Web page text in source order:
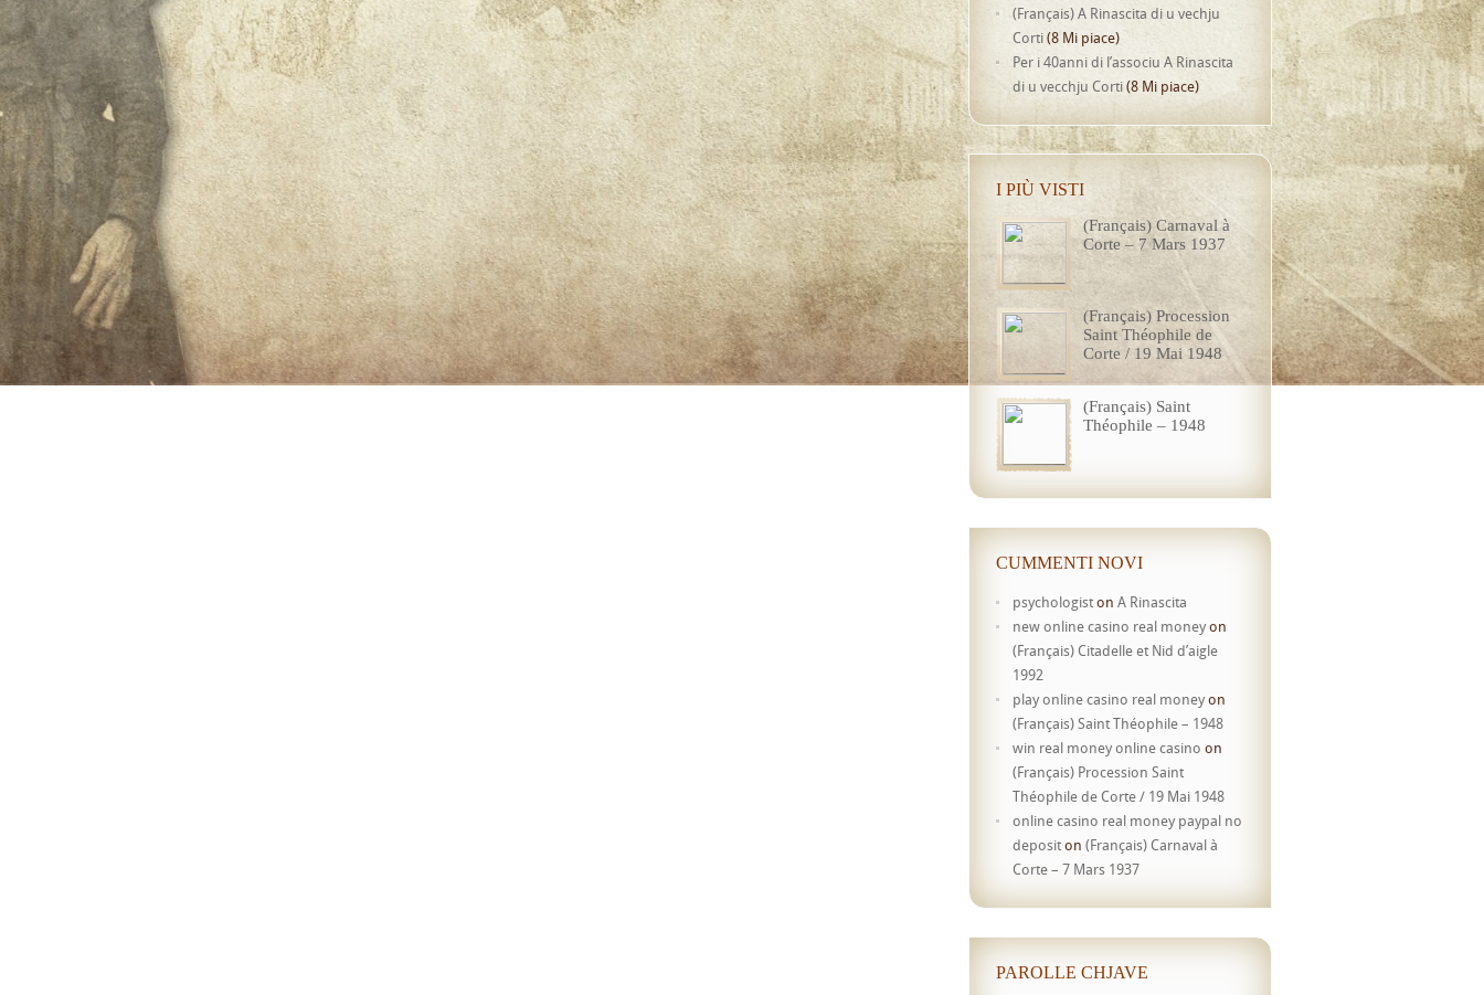
(Français) A Rinascita di u vechju
Corti(8 Mi piace)
Per i 40anni di l’associu A Rinascita
di u vecchju Corti(8 Mi piace)
I PIÙ VISTI
(Français) Carnaval à
Corte – 7 Mars 1937
(Français) Procession
Saint Théophile de
Corte / 19 Mai 1948
(Français) Saint
Théophile – 1948
CUMMENTI NOVI
psychologiston A Rinascita
new online casino real moneyon
(Français) Citadelle et Nid d’aigle
1992
play online casino real moneyon
(Français) Saint Théophile – 1948
win real money online casino on
(Français) Procession Saint
Théophile de Corte / 19 Mai 1948
online casino real money paypal no
depositon (Français) Carnaval à
Corte – 7 Mars 1937
PAROLLE CHJAVE